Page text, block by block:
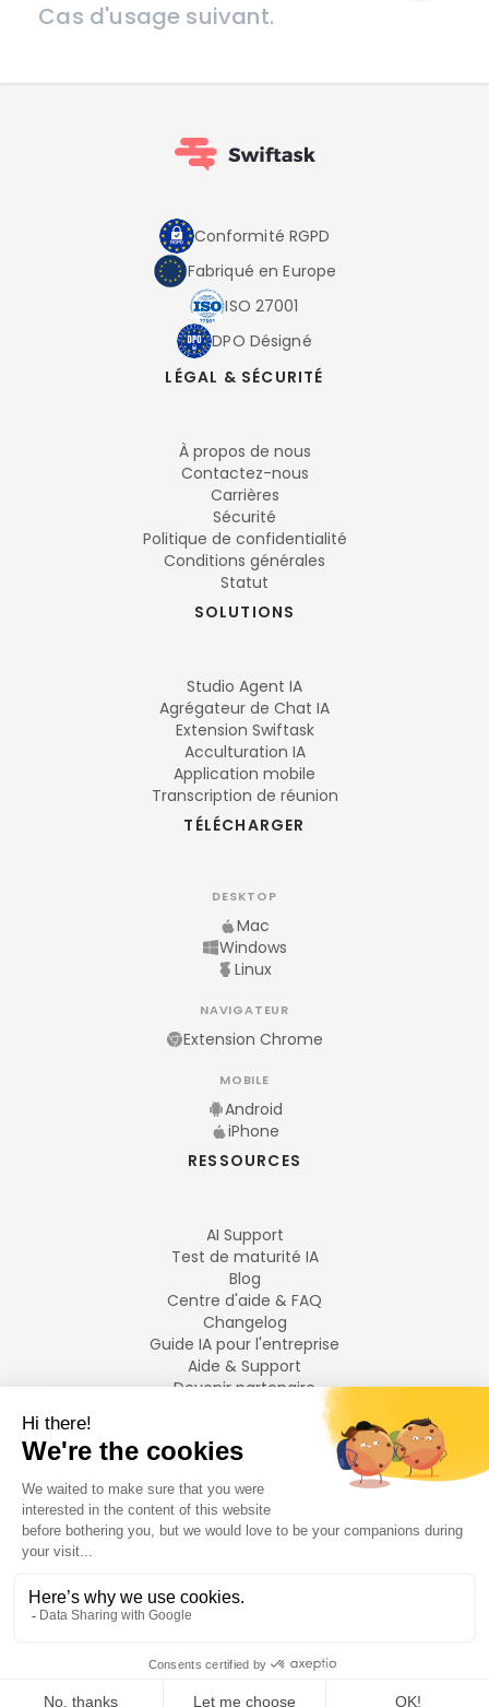
Cas d'usage suivant.
Conformité RGPD
Fabriqué en Europe
ISO 27001
DPO Désigné
LÉGAL & SÉCURITÉ
À propos de nous
Contactez-nous
Carrières
Sécurité
Politique de confidentialité
Conditions générales
Statut
SOLUTIONS
Studio Agent IA
Agrégateur de Chat IA
Extension Swiftask
Acculturation IA
Application mobile
Transcription de réunion
TÉLÉCHARGER
DESKTOP
Mac
Windows
Linux
NAVIGATEUR
Extension Chrome
MOBILE
Android
iPhone
RESSOURCES
AI Support
Test de maturité IA
Blog
Centre d'aide & FAQ
Changelog
Guide IA pour l'entreprise
Aide & Support
Devenir partenaire
LANGUES
Français
English
2026Swiftask. Tous droits réservés.